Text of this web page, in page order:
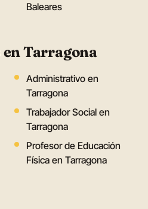
Baleares
Tarragona
Administrativo en
Tarragona
Trabajador Social en
Tarragona
Profesor de Educación
Física en Tarragona